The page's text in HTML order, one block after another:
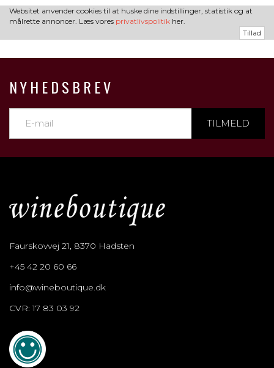
Websitet anvender cookies til at huske dine indstillinger, statistik og at
målrette annoncer. Læs vores privatlivspolitik her.
Tillad
NYHEDSBREV
TILMELD
Faurskovvej 21, 8370 Hadsten
+45 42 20 60 66
info@wineboutique.dk
CVR: 17 83 03 92